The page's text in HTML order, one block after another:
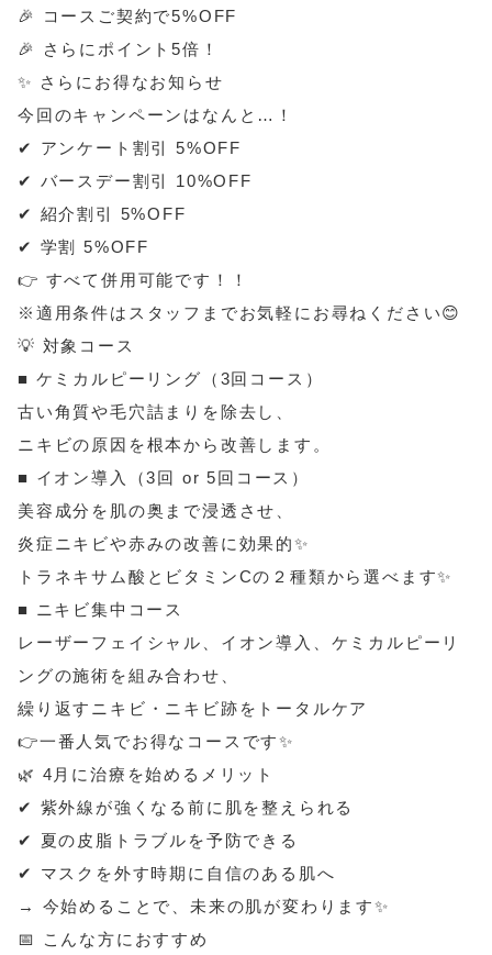
🎉 コースご契約で5%OFF
🎉 さらにポイント5倍！
✨ さらにお得なお知らせ
今回のキャンペーンはなんと…！
✔ アンケート割引 5%OFF
✔ バースデー割引 10%OFF
✔ 紹介割引 5%OFF
✔ 学割 5%OFF
👉 すべて併用可能です！！
※適用条件はスタッフまでお気軽にお尋ねください😊
💡 対象コース
■ ケミカルピーリング（3回コース）
古い角質や毛穴詰まりを除去し、
ニキビの原因を根本から改善します。
■ イオン導入（3回 or 5回コース）
美容成分を肌の奥まで浸透させ、
炎症ニキビや赤みの改善に効果的✨
トラネキサム酸とビタミンCの２種類から選べます✨
■ ニキビ集中コース
レーザーフェイシャル、イオン導入、ケミカルピーリ
ングの施術を組み合わせ、
繰り返すニキビ・ニキビ跡をトータルケア
👉一番人気でお得なコースです✨
🌿 4月に治療を始めるメリット
✔ 紫外線が強くなる前に肌を整えられる
✔ 夏の皮脂トラブルを予防できる
✔ マスクを外す時期に自信のある肌へ
→ 今始めることで、未来の肌が変わります✨
📅 こんな方におすすめ